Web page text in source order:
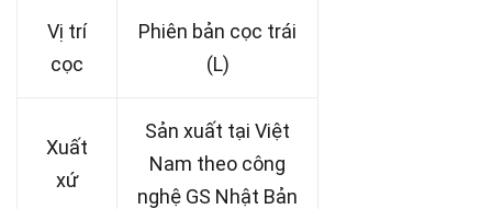
Vị trí
cọc
Phiên bản cọc trái
(L)
Xuất
xứ
Sản xuất tại Việt
Nam theo công
nghệ GS Nhật Bản